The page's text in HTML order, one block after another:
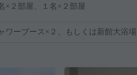
×２部屋、１名×２部屋
ワーブース×２、もしくは新館大浴場